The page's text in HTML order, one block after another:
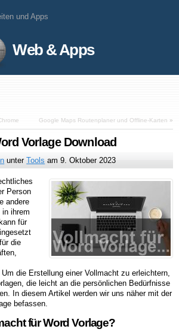
und Apps
Web & Apps
Google Maps Routenplaner und Offline-Karten »
Vorlage Download
unterTools am9. Oktober 2023
Person
andere
in ihrem
für
die
die Erstellung einer Vollmacht zu erleichtern,
die leicht an die persönlichen Bedürfnisse
In diesem Artikel werden wir uns näher mit der
befassen.
für Word Vorlage?